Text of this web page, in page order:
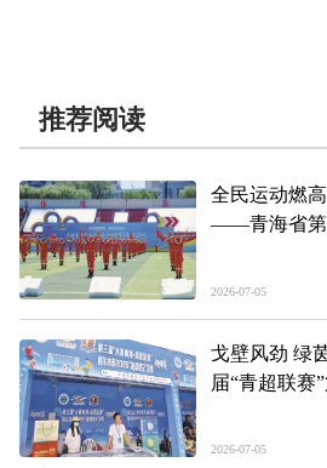
推荐阅读
全民运动燃
——青海省第
2026-07-05
戈壁风劲 绿
届“青超联赛
2026-07-05